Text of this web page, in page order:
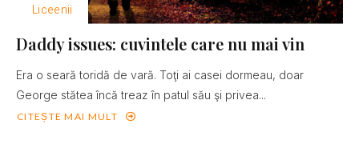
Liceenii
Daddy issues: cuvintele care nu mai vin
Era o seară toridă de vară. Toţi ai casei dormeau, doar
George stătea încă treaz în patul său şi privea...
CITEȘTE MAI MULT